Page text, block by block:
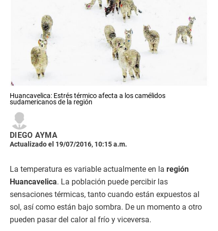
Huancavelica: Estrés térmico afecta a los camélidos
sudamericanos de la región
DIEGO AYMA
Actualizado el 19/07/2016, 10:15 a.m.
La temperatura es variable actualmente en la región
Huancavelica. La población puede percibir las
sensaciones térmicas, tanto cuando están expuestos al
sol, así como están bajo sombra. De un momento a otro
pueden pasar del calor al frío y viceversa.